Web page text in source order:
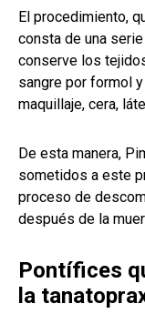
El procedimiento,
consta de una
conserve los
sangre por formol
maquillaje, cera,
De esta manera,
sometidos a este
proceso de
después de la
Pontífices
la